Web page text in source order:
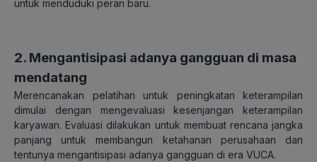
untuk menduduki peran baru.
2. Mengantisipasi adanya gangguan di masa
mendatang
Merencanakan pelatihan untuk peningkatan keterampilan
dimulai dengan mengevaluasi kesenjangan keterampilan
karyawan. Evaluasi dilakukan untuk membuat rencana jangka
panjang untuk membangun ketahanan perusahaan dan
tentunya mengantisipasi adanya gangguan di era VUCA.